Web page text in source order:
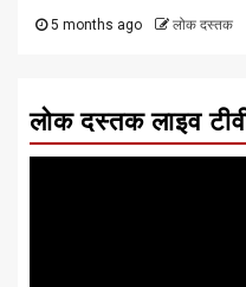
5 months ago लोक दस्तक
लोक दस्तक लाइव